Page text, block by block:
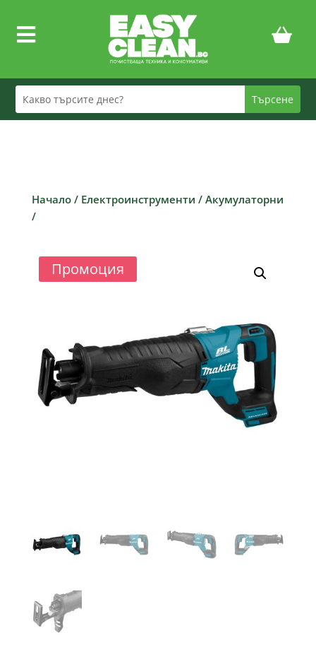

Начало/ Електроинструменти / Акумулаторни
/
Промоция